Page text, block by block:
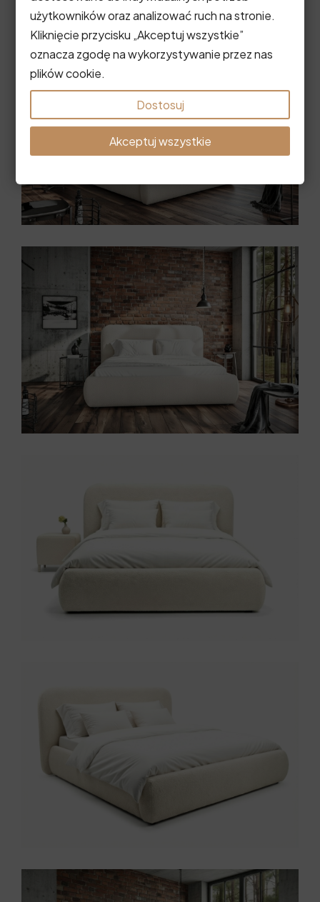
użytkowników oraz analizować ruch na stronie.
Kliknięcie przycisku „Akceptuj wszystkie”
oznacza zgodę na wykorzystywanie przez nas
plików cookie.
Dostosuj
Akceptuj wszystkie